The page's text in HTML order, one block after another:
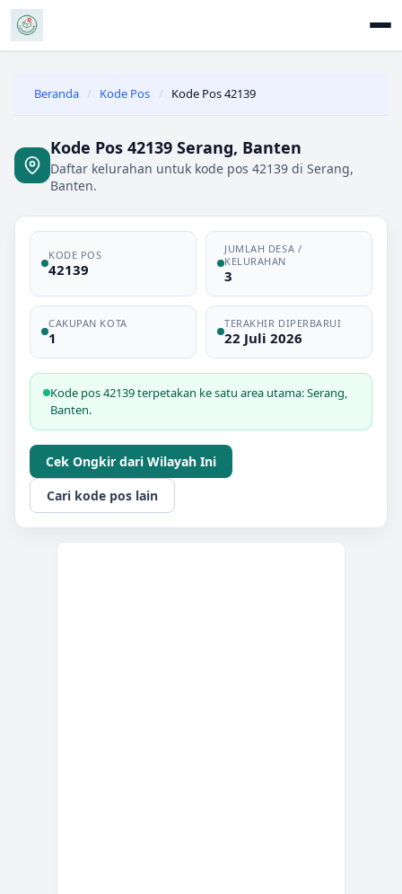
Beranda / Kode Pos / Kode Pos 42139
Kode Pos 42139 Serang, Banten
Daftar kelurahan untuk kode pos 42139 di Serang,
Banten.
KODE POS
42139
JUMLAH DESA /
KELURAHAN
3
CAKUPAN KOTA
1
TERAKHIR DIPERBARUI
22 Juli 2026
Kode pos 42139 terpetakan ke satu area utama: Serang,
Banten.
Cek Ongkir dari Wilayah Ini
Cari kode pos lain